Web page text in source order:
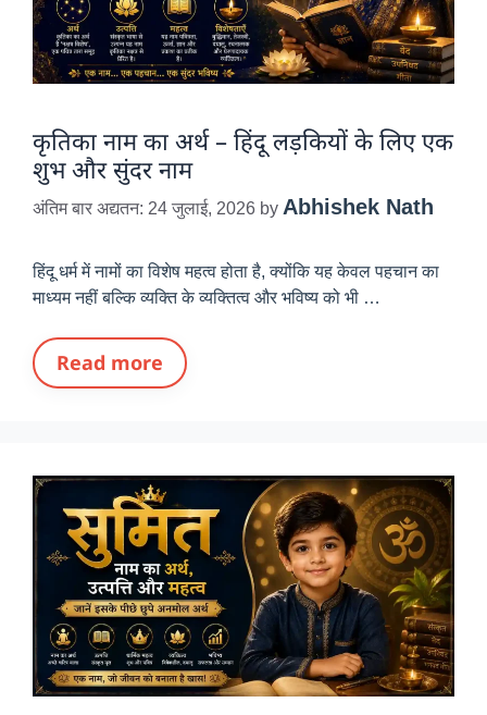
कृतिका नाम का अर्थ – हिंदू लड़कियों के लिए एक
शुभ और सुंदर नाम
अंतिम बार अद्यतन: 24 जुलाई, 2026 by Abhishek Nath
हिंदू धर्म में नामों का विशेष महत्व होता है, क्योंकि यह केवल पहचान का
माध्यम नहीं बल्कि व्यक्ति के व्यक्तित्व और भविष्य को भी …
Read more